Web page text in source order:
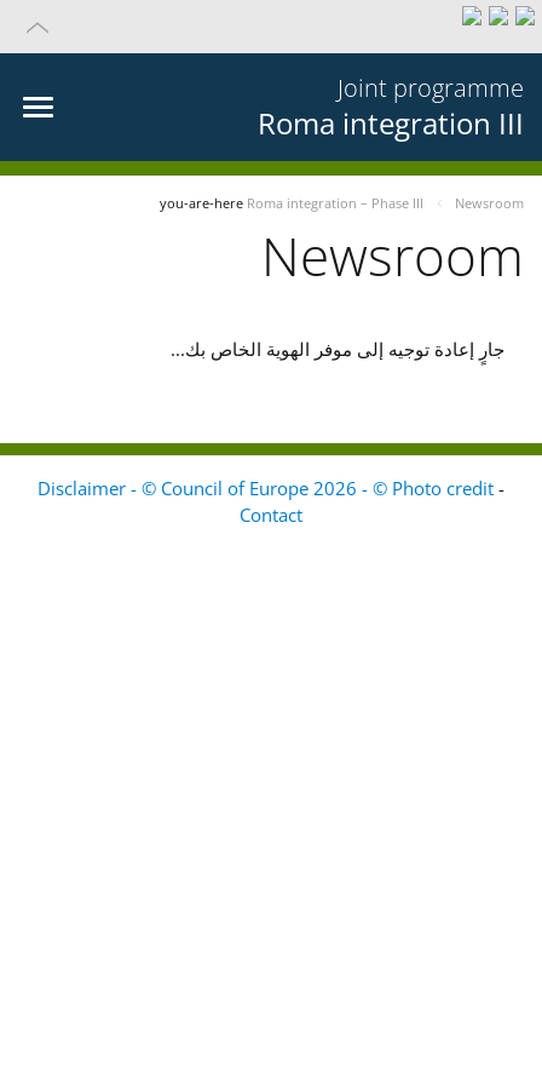
Joint programme
Roma integration III
you-are-here Roma integration – Phase III Newsroom
Newsroom
جارٍ إعادة توجيه إلى موفر الهوية الخاص بك...
Disclaimer - © Council of Europe 2026 - © Photo credit -
Contact